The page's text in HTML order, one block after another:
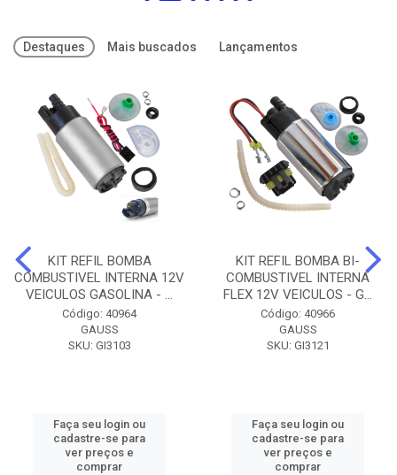
Destaques Mais buscados Lançamentos
KIT REFIL BOMBA
COMBUSTIVEL INTERNA 12V
VEICULOS GASOLINA - ...
Código: 40964
GAUSS
SKU: GI3103
Faça seu login ou
cadastre-se para
ver preços e
comprar
KIT REFIL BOMBA BI-
COMBUSTIVEL INTERNA
FLEX 12V VEICULOS - G...
Código: 40966
GAUSS
SKU: GI3121
Faça seu login ou
cadastre-se para
ver preços e
comprar